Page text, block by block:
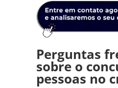
Perguntas
sobre o
pessoas no